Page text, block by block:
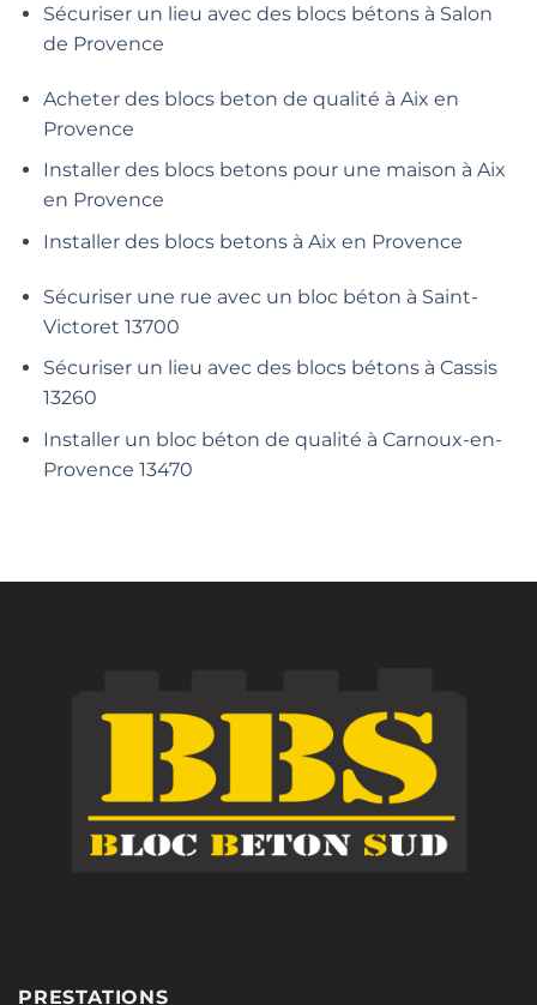
Sécuriser un lieu avec des blocs bétons à Salon
de Provence
Acheter des blocs beton de qualité à Aix en
Provence
Installer des blocs betons pour une maison à Aix
en Provence
Installer des blocs betons à Aix en Provence
Sécuriser une rue avec un bloc béton à Saint-
Victoret 13700
Sécuriser un lieu avec des blocs bétons à Cassis
13260
Installer un bloc béton de qualité à Carnoux-en-
Provence 13470
PRESTATIONS